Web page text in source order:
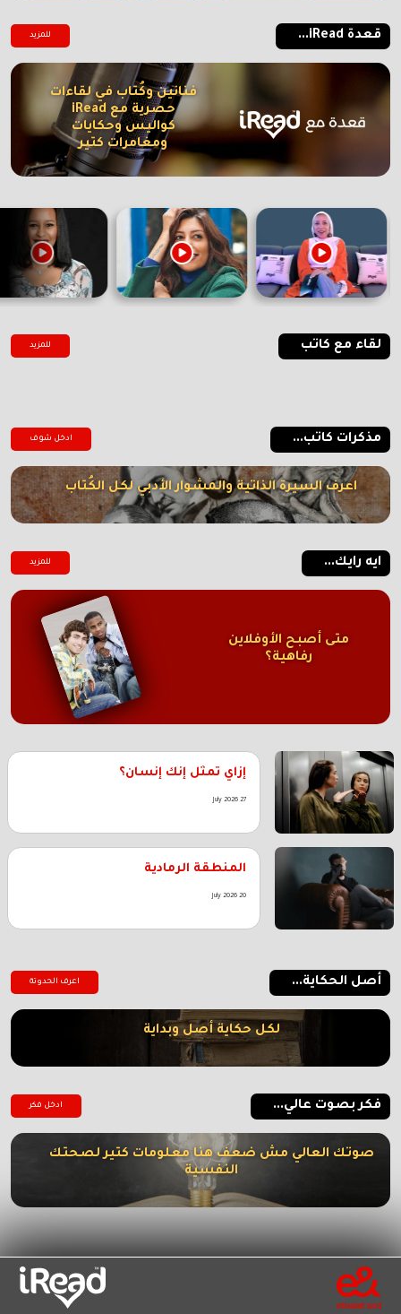
قعدة iRead... للمزيد
فنانين وكُتاب في لقاءات
حصرية مع iRead
كواليس وحكايات
ومغامرات كتير
لقاء مع كاتب للمزيد
مذكرات كاتب... ادخل شوف
اعرف السيرة الذاتية والمشوار الأدبي لكل الكُتاب
ايه رايك... للمزيد
متى أصبح الأوفلاين
رفاهية؟
إزاي تمثل إنك إنسان؟
27 July 2026
المنطقة الرمادية
20 July 2026
أصل الحكاية... اعرف الحدوتة
لكل حكاية أصل وبداية
فكر بصوت عالي... ادخل فكر
صوتك العالي مش ضعف هنا معلومات كتير لصحتك
النفسية